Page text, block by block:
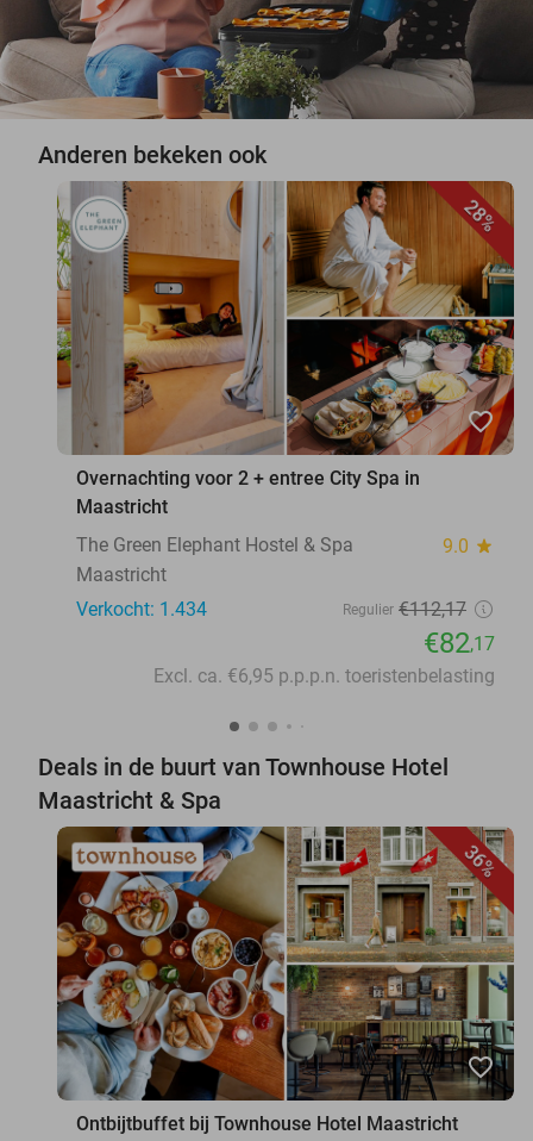
Anderen bekeken ook
28%
favorite_border
Overnachting voor 2 + entree City Spa in
Maastricht
The Green Elephant Hostel & Spa
9.0 star
Maastricht
Verkocht: 1.434
Regulier €112,17
€82,17
Excl. ca. €6,95 p.p.p.n. toeristenbelasting
Deals in de buurt van Townhouse Hotel
Maastricht & Spa
36%
favorite_border
Ontbijtbuffet bij Townhouse Hotel Maastricht